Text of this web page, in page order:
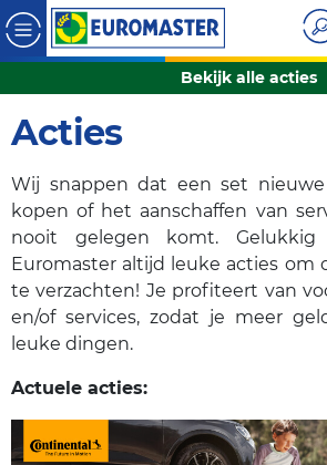
Bekijk alle acties
Acties
Wij snappen dat een set
kopen of het aanschaffen van
nooit gelegen komt.
Euromaster altijd leuke acties om
te verzachten! Je profiteert van
en/of services, zodat je meer
leuke dingen.
Actuele acties: